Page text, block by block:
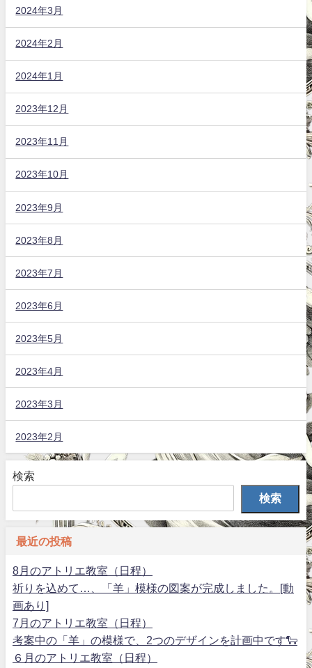
2024年3月
2024年2月
2024年1月
2023年12月
2023年11月
2023年10月
2023年9月
2023年8月
2023年7月
2023年6月
2023年5月
2023年4月
2023年3月
2023年2月
検索
検索
最近の投稿
8月のアトリエ教室（日程）
祈りを込めて…、「羊」模様の図案が完成しました。[動
画あり]
7月のアトリエ教室（日程）
考案中の「羊」の模様で、2つのデザインを計画中です🐑
６月のアトリエ教室（日程）